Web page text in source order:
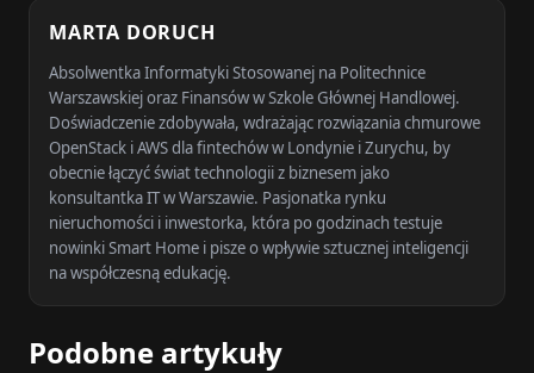
MARTA DORUCH
Absolwentka Informatyki Stosowanej na Politechnice
Warszawskiej oraz Finansów w Szkole Głównej Handlowej.
Doświadczenie zdobywała, wdrażając rozwiązania chmurowe
OpenStack i AWS dla fintechów w Londynie i Zurychu, by
obecnie łączyć świat technologii z biznesem jako
konsultantka IT w Warszawie. Pasjonatka rynku
nieruchomości i inwestorka, która po godzinach testuje
nowinki Smart Home i pisze o wpływie sztucznej inteligencji
na współczesną edukację.
Podobne artykuły